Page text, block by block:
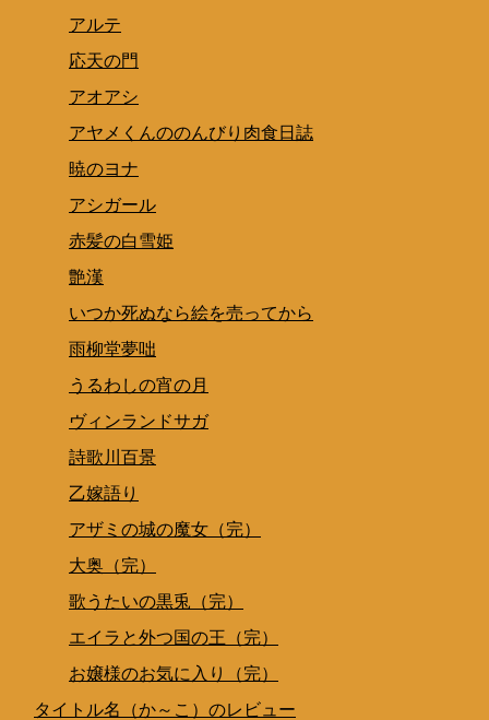
アルテ
応天の門
アオアシ
アヤメくんののんびり肉食日誌
暁のヨナ
アシガール
赤髪の白雪姫
艶漢
いつか死ぬなら絵を売ってから
雨柳堂夢咄
うるわしの宵の月
ヴィンランドサガ
詩歌川百景
乙嫁語り
アザミの城の魔女（完）
大奥（完）
歌うたいの黒兎（完）
エイラと外つ国の王（完）
お嬢様のお気に入り（完）
タイトル名（か～こ）のレビュー